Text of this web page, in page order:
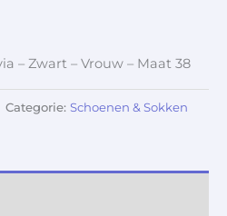
– Zwart – Vrouw – Maat 38
Categorie: Schoenen & Sokken